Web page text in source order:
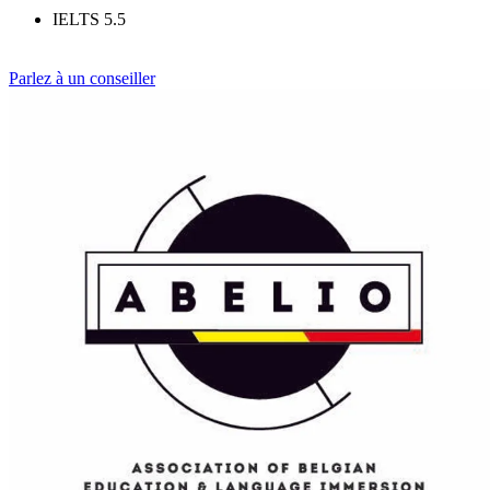
IELTS 5.5
Parlez à un conseiller